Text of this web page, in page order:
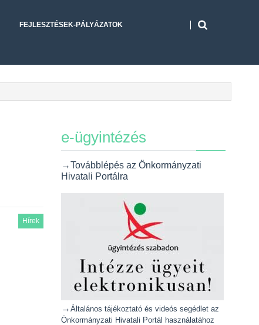
FEJLESZTÉSEK-PÁLYÁZATOK
Hírek
e-ügyintézés
→Továbblépés az Önkormányzati
Hivatali Portálra
→ Általános tájékoztató és videós segédlet az
Önkormányzati Hivatali Portál használatához